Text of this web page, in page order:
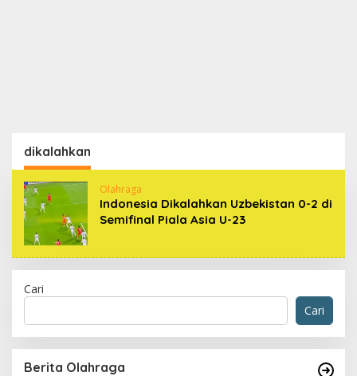
dikalahkan
Olahraga
Indonesia Dikalahkan Uzbekistan 0-2 di
Semifinal Piala Asia U-23
Cari
Cari
Berita Olahraga